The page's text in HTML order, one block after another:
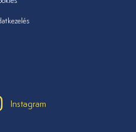
Instagram